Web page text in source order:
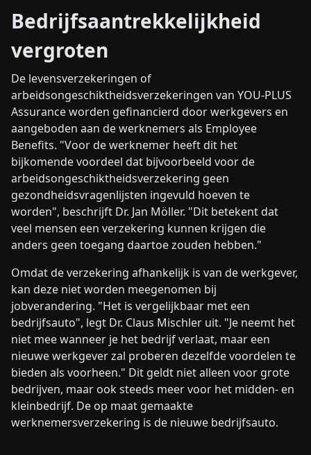
Bedrijfsaantrekkelijkheid
vergroten
De levensverzekeringen of
arbeidsongeschiktheidsverzekeringen van YOU-PLUS
Assurance worden gefinancierd door werkgevers en
aangeboden aan de werknemers als Employee
Benefits. "Voor de werknemer heeft dit het
bijkomende voordeel dat bijvoorbeeld voor de
arbeidsongeschiktheidsverzekering geen
gezondheidsvragenlijsten ingevuld hoeven te
worden", beschrijft Dr. Jan Möller. "Dit betekent dat
veel mensen een verzekering kunnen krijgen die
anders geen toegang daartoe zouden hebben."
Omdat de verzekering afhankelijk is van de werkgever,
kan deze niet worden meegenomen bij
jobverandering. "Het is vergelijkbaar met een
bedrijfsauto", legt Dr. Claus Mischler uit. "Je neemt het
niet mee wanneer je het bedrijf verlaat, maar een
nieuwe werkgever zal proberen dezelfde voordelen te
bieden als voorheen." Dit geldt niet alleen voor grote
bedrijven, maar ook steeds meer voor het midden- en
kleinbedrijf. De op maat gemaakte
werknemersverzekering is de nieuwe bedrijfsauto.